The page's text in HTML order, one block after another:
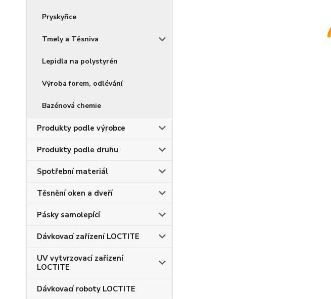
Pryskyřice
Tmely a Těsniva
Lepidla na polystyrén
Výroba forem, odlévání
Bazénová chemie
Produkty podle výrobce
Produkty podle druhu
Spotřební materiál
Těsnění oken a dveří
Pásky samolepící
Dávkovací zařízení LOCTITE
UV vytvrzovací zařízení
LOCTITE
Dávkovací roboty LOCTITE